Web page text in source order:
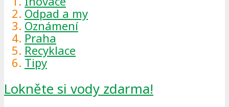
Odpad a my
Oznámení
Praha
Recyklace
Tipy
Lokněte si vody zdarma!